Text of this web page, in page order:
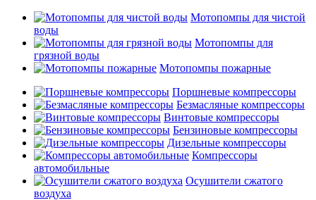
Мотопомпы для чистой
воды
Мотопомпы для
грязной воды
Мотопомпы пожарные
Поршневые компрессоры
Безмасляные компрессоры
Винтовые компрессоры
Бензиновые компрессоры
Дизельные компрессоры
Компрессоры
автомобильные
Осушители сжатого
воздуха